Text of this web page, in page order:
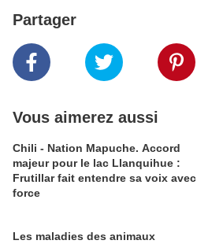
Partager
Vous aimerez aussi
Chili - Nation Mapuche. Accord
majeur pour le lac Llanquihue :
Frutillar fait entendre sa voix avec
force
Les maladies des animaux